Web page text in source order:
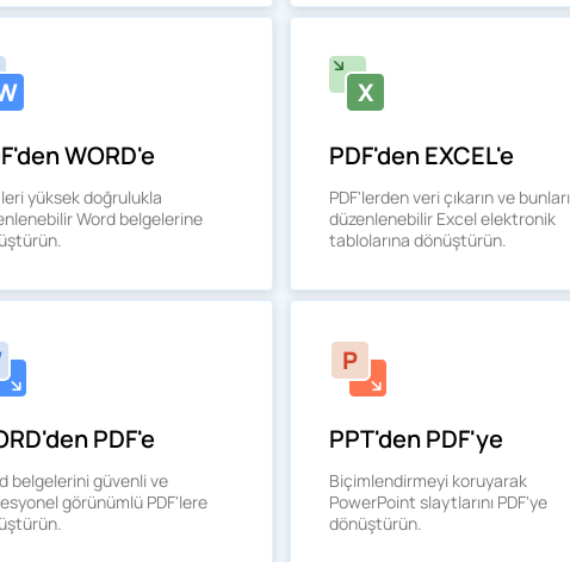
WORD'e
yüksek doğrulukla
Word belgelerine
PDF'den EXCEL'e
PDF'lerden veri çıkarın ve bunları
düzenlenebilir Excel elektronik
tablolarına dönüştürün.
PDF'e
belgelerini güvenli ve
görünümlü PDF'lere
PPT'den PDF'ye
Biçimlendirmeyi koruyarak
PowerPoint slaytlarını PDF'ye
dönüştürün.